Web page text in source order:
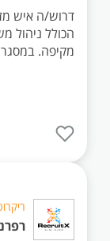
דרוש/ה איש
הכולל ניהול
מקיפה.